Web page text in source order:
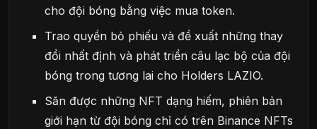
cho đội bóng bằng việc mua token.
Trao quyền bỏ phiếu và đề xuất những thay
đổi nhất định và phát triển câu lạc bộ của đội
bóng trong tương lai cho Holders LAZIO.
Săn được những NFT dạng hiếm, phiên bản
giới hạn từ đội bóng chỉ có trên Binance NFTs